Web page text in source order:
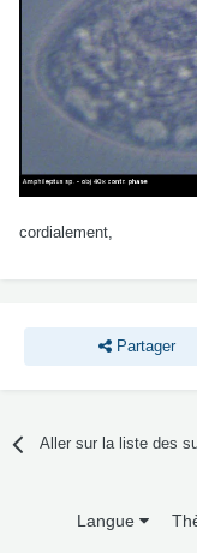
cordialement,
Partager
Aller sur la liste des
Langue